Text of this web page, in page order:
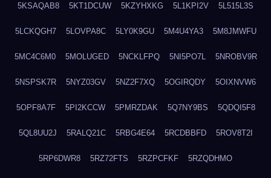
5KSAQAB8 5KT1DCUW 5KZYHXKG 5L1KPI2V 5L515L3S
5LCKQGH7 5LOVPA8C 5LY0K9GU 5M4U4YA3 5M8JMWFU
5MC4C6M0 5MOLUGED 5NCKLFPQ 5NI5PO7L 5NROBV9R
5NSPSK7R 5NYZ03GV 5NZ2F7XQ 5OGIRQDY 5OIXNVW6
5OPF8A7F 5PI2KCCW 5PMRZDAK 5Q7NY9BS 5QDQI5F8
5QL8UU2J 5RALQ21C 5RBG4E64 5RCDBBFD 5ROV8T2I
5RP6DWR8 5RZ72FTS 5RZPCFKF 5RZQDHMO